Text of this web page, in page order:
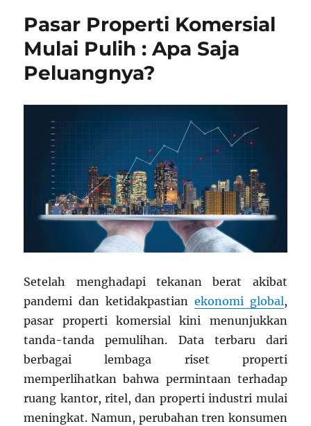
Pasar Properti Komersial
Mulai Pulih : Apa Saja
Peluangnya?
Setelah menghadapi tekanan berat akibat
pandemi dan ketidakpastian ekonomi global,
pasar properti komersial kini menunjukkan
tanda-tanda pemulihan. Data terbaru dari
berbagai lembaga riset properti
memperlihatkan bahwa permintaan terhadap
ruang kantor, ritel, dan properti industri mulai
meningkat. Namun, perubahan tren konsumen